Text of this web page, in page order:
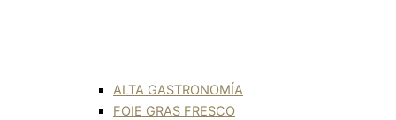
ALTA GASTRONOMÍA
FOIE GRAS FRESCO